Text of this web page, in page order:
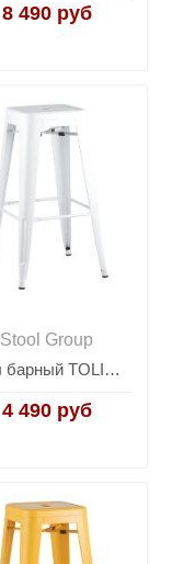
8 490 руб
Stool Group
Стул барный TOLIX белый глянцевый
4 490 руб